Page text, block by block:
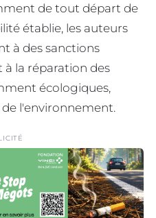
de tout départ de
établie, les auteurs
à des sanctions
à la réparation des
écologiques,
l'environnement.